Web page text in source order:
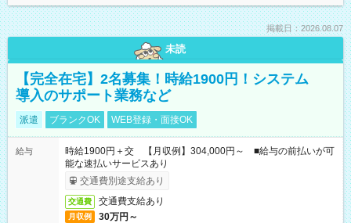
掲載日：2026.08.07
未読
【完全在宅】2名募集！時給1900円！システム
導入のサポート業務など
派遣 ブランクOK WEB登録・面接OK
給与
時給1900円＋交 【月収例】304,000円～ ■給与の前払いが可
能な速払いサービスあり
交通費別途支給あり
交通費 交通費支給あり
月収例 30万円～